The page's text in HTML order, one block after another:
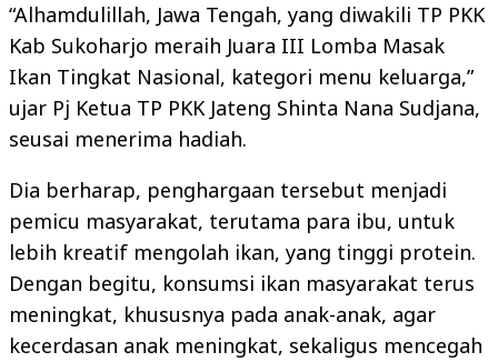
“Alhamdulillah, Jawa Tengah, yang diwakili TP PKK
Kab Sukoharjo meraih Juara III Lomba Masak
Ikan Tingkat Nasional, kategori menu keluarga,”
ujar Pj Ketua TP PKK Jateng Shinta Nana Sudjana,
seusai menerima hadiah.
Dia berharap, penghargaan tersebut menjadi
pemicu masyarakat, terutama para ibu, untuk
lebih kreatif mengolah ikan, yang tinggi protein.
Dengan begitu, konsumsi ikan masyarakat terus
meningkat, khususnya pada anak-anak, agar
kecerdasan anak meningkat, sekaligus mencegah